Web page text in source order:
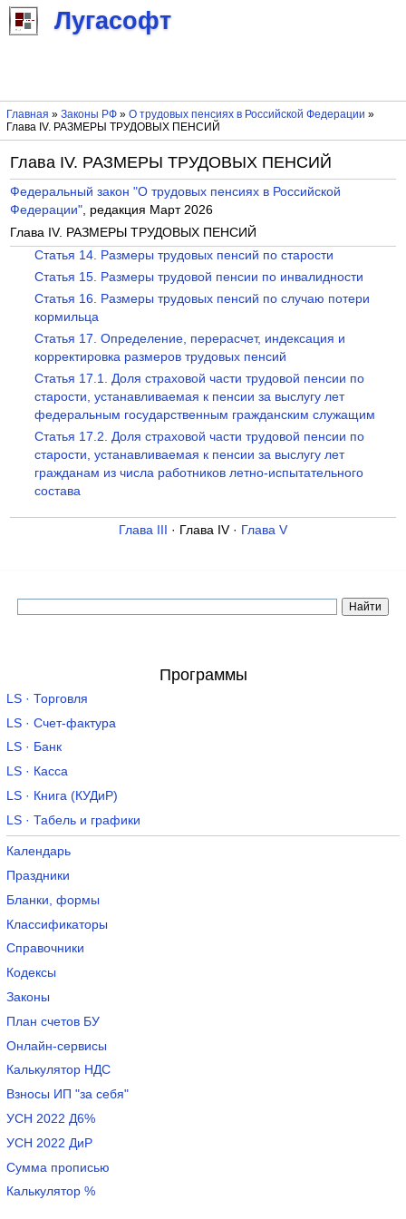
Лугасофт
Главная » Законы РФ» О трудовых пенсиях в Российской Федерации »
Глава IV. РАЗМЕРЫ ТРУДОВЫХ ПЕНСИЙ
Глава IV. РАЗМЕРЫ ТРУДОВЫХ ПЕНСИЙ
Федеральный закон "О трудовых пенсиях в Российской
Федерации", редакция Март 2026
Глава IV. РАЗМЕРЫ ТРУДОВЫХ ПЕНСИЙ
Статья 14. Размеры трудовых пенсий по старости
Статья 15. Размеры трудовой пенсии по инвалидности
Статья 16. Размеры трудовых пенсий по случаю потери
кормильца
Статья 17. Определение, перерасчет, индексация и
корректировка размеров трудовых пенсий
Статья 17.1. Доля страховой части трудовой пенсии по
старости, устанавливаемая к пенсии за выслугу лет
федеральным государственным гражданским служащим
Статья 17.2. Доля страховой части трудовой пенсии по
старости, устанавливаемая к пенсии за выслугу лет
гражданам из числа работников летно-испытательного
состава
Глава III · Глава IV · Глава V
Программы
LS · Торговля
LS · Счет-фактура
LS · Банк
LS · Касса
LS · Книга (КУДиР)
LS · Табель и графики
Календарь
Праздники
Бланки, формы
Классификаторы
Справочники
Кодексы
Законы
План счетов БУ
Онлайн-сервисы
Калькулятор НДС
Взносы ИП "за себя"
УСН 2022 Д6%
УСН 2022 ДиР
Сумма прописью
Калькулятор %